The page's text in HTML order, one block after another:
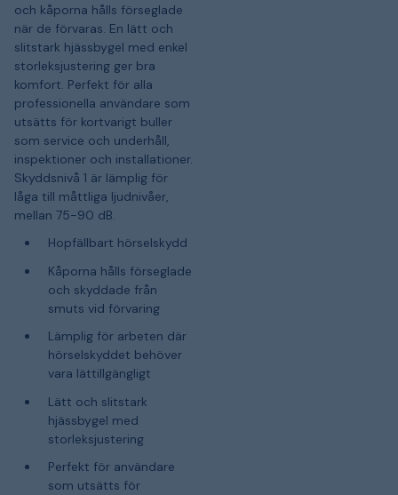
och kåporna hålls förseglade
när de förvaras. En lätt och
slitstark hjässbygel med enkel
storleksjustering ger bra
komfort. Perfekt för alla
professionella användare som
utsätts för kortvarigt buller
som service och underhåll,
inspektioner och installationer.
Skyddsnivå 1 är lämplig för
låga till måttliga ljudnivåer,
mellan 75-90 dB.
Hopfällbart hörselskydd
Kåporna hålls förseglade
och skyddade från
smuts vid förvaring
Lämplig för arbeten där
hörselskyddet behöver
vara lättillgängligt
Lätt och slitstark
hjässbygel med
storleksjustering
Perfekt för användare
som utsätts för